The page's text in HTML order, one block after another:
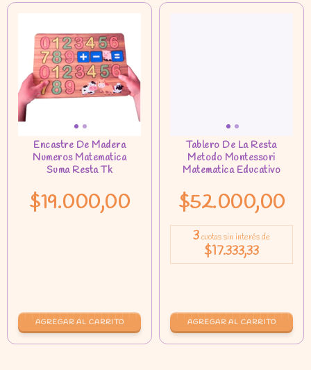
$19.000,00 $52.000,00
3cuotas sin interés de
$17.333,33